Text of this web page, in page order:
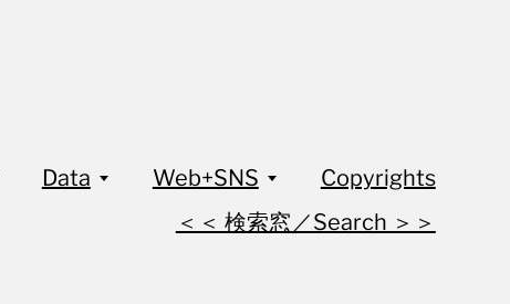
Data Web+SNS
Copyrights
＜＜ 検索窓／Search ＞＞